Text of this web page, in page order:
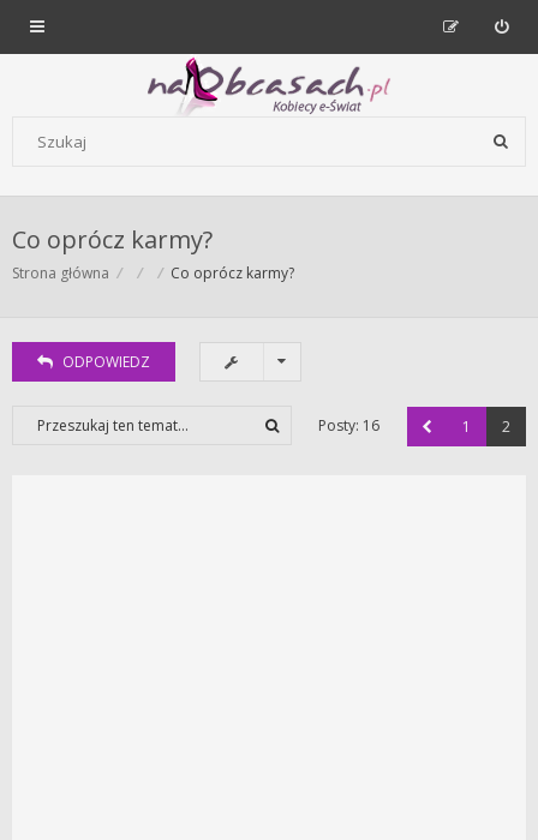
Forum dla kobiet | NaObcasach.pl
Co oprócz karmy?
Strona główna Co oprócz karmy?
ODPOWIEDZ
Posty: 16 1 2